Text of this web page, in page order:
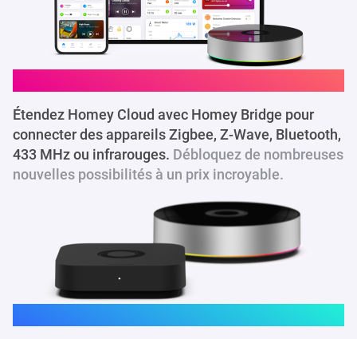
Étendez Homey Cloud avec Homey Bridge pour
connecter des appareils Zigbee, Z-Wave, Bluetooth,
433 MHz ou infrarouges. Débloquez de nombreuses
nouvelles possibilités à un prix incroyable.